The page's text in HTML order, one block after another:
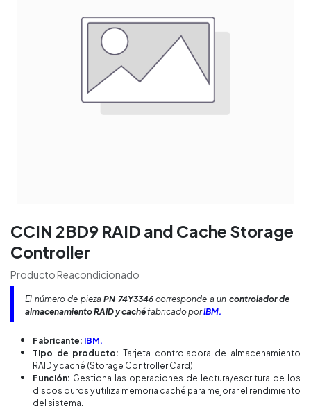
CCIN 2BD9 RAID and Cache Storage
Controller
Producto Reacondicionado
El número de pieza PN 74Y3346corresponde a un controlador de
almacenamiento RAID y cachéfabricado porIBM.
Fabricante: IBM.
Tipo de producto: Tarjeta controladora de almacenamiento
RAID y caché (Storage Controller Card).
Función: Gestiona las operaciones de lectura/escritura de los
discos duros y utiliza memoria caché para mejorar el rendimiento
del sistema.